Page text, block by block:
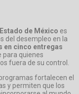
de México es
del desempleo en la
en cinco entregas
para quienes
fuera de su control.
fortalecen el
y permiten que los